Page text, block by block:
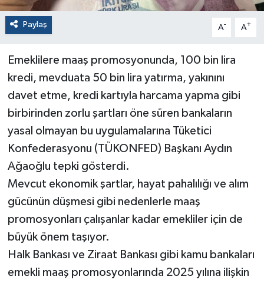
Paylaş A- A+
Emeklilere maaş promosyonunda, 100 bin lira
kredi, mevduata 50 bin lira yatırma, yakınını
davet etme, kredi kartıyla harcama yapma gibi
birbirinden zorlu şartları öne süren bankaların
yasal olmayan bu uygulamalarına Tüketici
Konfederasyonu (TÜKONFED) Başkanı Aydın
Ağaoğlu tepki gösterdi.
Mevcut ekonomik şartlar, hayat pahalılığı ve alım
gücünün düşmesi gibi nedenlerle maaş
promosyonları çalışanlar kadar emekliler için de
büyük önem taşıyor.
Halk Bankası ve Ziraat Bankası gibi kamu bankaları
emekli maaş promosyonlarında 2025 yılına ilişkin